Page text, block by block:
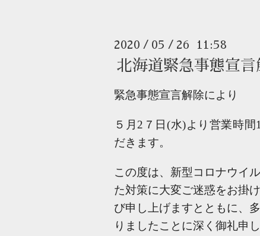
2020 / 05 / 26 11:58
北海道緊急事態宣
緊急事態宣言解除により
５月2７日(水)より営業時
だきます。
この度は、新型コロナウイ
た対策に大変ご迷惑をお掛
び申し上げますとともに、
りましたことに深く御礼申